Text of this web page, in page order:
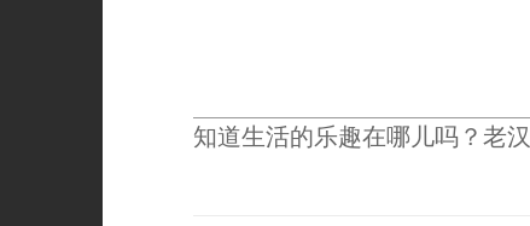
知道生活的乐趣在哪儿吗？老